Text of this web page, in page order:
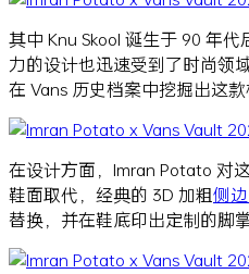
其中 Knu Skool 诞生于 90 年
力的设计也迅速受到了时尚领
在 Vans 历史档案中挖掘出这
在设计方面，Imran Potato 对
鞋面取代，经典的 3D 加粗侧
替换，并在鞋底印出定制的脚掌